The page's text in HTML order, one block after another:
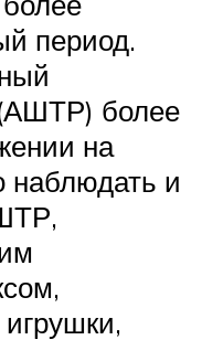
период.
более
на
наблюдать и
игрушки,